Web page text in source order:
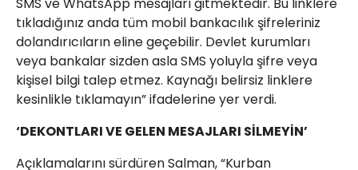
tıkladığınız anda tüm mobil bankacılık şifreleriniz
dolandırıcıların eline geçebilir. Devlet kurumları
veya bankalar sizden asla SMS yoluyla şifre veya
kişisel bilgi talep etmez. Kaynağı belirsiz linklere
kesinlikle tıklamayın” ifadelerine yer verdi.
‘DEKONTLARI VE GELEN MESAJLARI SİLMEYİN’
​Açıklamalarını sürdüren Salman, “​Kurban